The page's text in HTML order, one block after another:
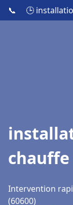
📞 🕒
Intervention
(60600)